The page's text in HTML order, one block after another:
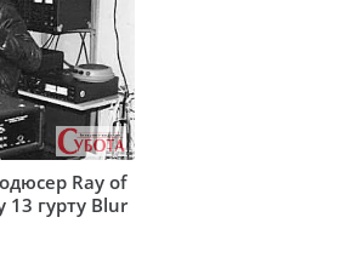
Ray of
гурту Blur